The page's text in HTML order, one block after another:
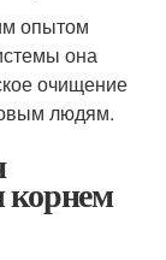
опытом
она
очищение
людям.